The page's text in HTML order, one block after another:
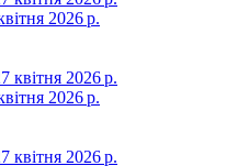
2026 р.
2026 р.